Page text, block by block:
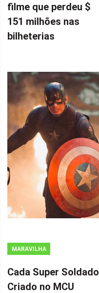
filme que perdeu $
151 milhões nas
bilheterias
MARAVILHA
Cada Super Soldado
Criado no MCU